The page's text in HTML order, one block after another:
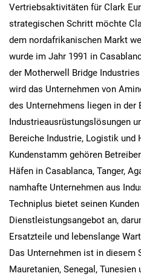
Vertriebsaktivitäten für Clark
strategischen Schritt möchte
dem nordafrikanischen Markt
wurde im Jahr 1991 in
der Motherwell Bridge
wird das Unternehmen von
des Unternehmens liegen in
Industrieausrüstungslösungen
Bereiche Industrie, Logistik und
Kundenstamm gehören
Häfen in Casablanca, Tanger,
namhafte Unternehmen aus
Techniplus bietet seinen
Dienstleistungsangebot an,
Ersatzteile und lebenslange
Das Unternehmen ist in diesem
Mauretanien, Senegal,